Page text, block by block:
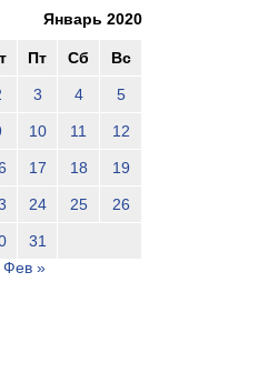
Январь 2020
Пт Сб Вс
3 4 5
10 11 12
17 18 19
24 25 26
31
Фев »